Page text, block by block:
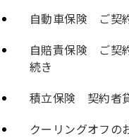
自動車保険 ご契
自賠責保険 ご契
続き
積立保険 契約者
クーリングオフの